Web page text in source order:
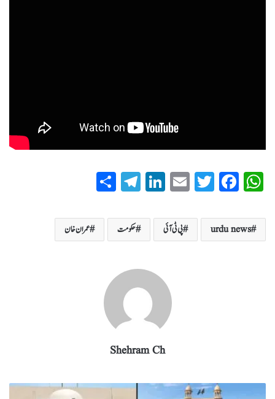
W
ts
A
Fa
bo
ok
T
tte
r
E
ail
Li
ed
In
T
eg
ra
re urdu news پی ٹی آئی حکومت عمران خان
Shehram Ch